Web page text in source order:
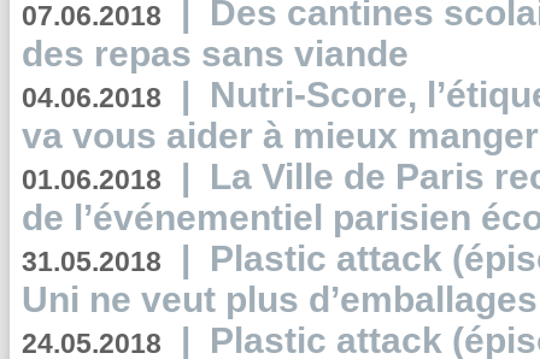
07.06.2018 | Des cantines
des repas sans viande
04.06.2018 | Nutri-Score,
va vous aider à mieux
01.06.2018 | La Ville de Paris
de l’événementiel parisien
31.05.2018 | Plastic attack
Uni ne veut plus
24.05.2018 | Plastic attack